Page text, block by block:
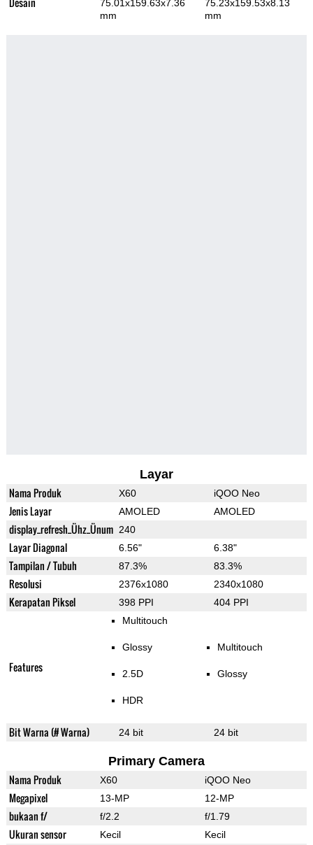
75.01x159.63x7.36
mm
75.23x159.53x8.13
mm
Layar
Nama Produk X60 iQOO Neo
Jenis Layar AMOLED AMOLED
display_refresh_Ühz_Ünum 240
Layar Diagonal 6.56" 6.38"
Tampilan / Tubuh 87.3% 83.3%
Resolusi 2376x1080 2340x1080
Kerapatan Piksel 398 PPI 404 PPI
Features
Multitouch
Glossy
2.5D
HDR
Multitouch
Glossy
Bit Warna (# Warna) 24 bit 24 bit
Primary Camera
Nama Produk X60 iQOO Neo
Megapixel 13-MP 12-MP
bukaan f/ f/2.2 f/1.79
Ukuran sensor Kecil Kecil